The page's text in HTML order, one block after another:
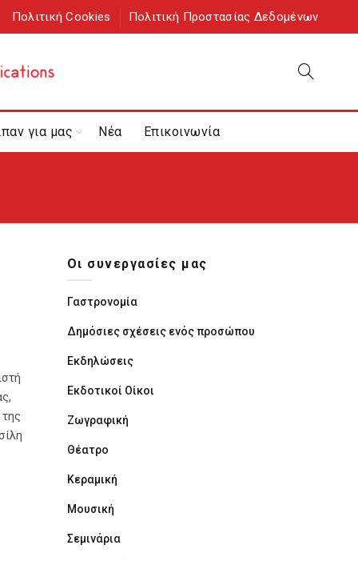
Πολιτική Cookies Πολιτική Προστασίας Δεδομένων
για μας Νέα Επικοινωνία
Οι συνεργασίες μας
Γαστρονομία
Δημόσιες σχέσεις ενός προσώπου
Εκδηλώσεις
Εκδοτικοί Οίκοι
Ζωγραφική
Θέατρο
Κεραμική
Μουσική
Σεμινάρια